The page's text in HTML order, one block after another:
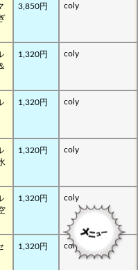
3,850円 coly
1,320円 coly
1,320円 coly
1,320円 coly
1,320円 coly
1,320円 coly